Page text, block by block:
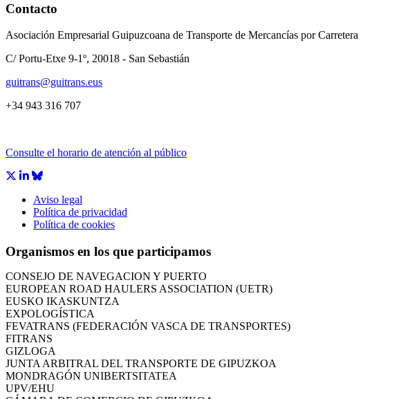
Contacto
Asociación Empresarial Guipuzcoana de Transporte de Mercancías por Carretera
C/ Portu-Etxe 9-1º, 20018 - San Sebastián
guitrans@guitrans.eus
+34 943 316 707
Consulte el horario de atención al público
Aviso legal
Política de privacidad
Política de cookies
Organismos en los que participamos
CÁMARA DE COMERCIO DE GIPUZKOA
COMISIÓN ASESORA DE MOVILIDAD DEL AYUNTAMIENTO DE DONOSTIA
COMITÉ DE INSPECCION DE GIPUZKOA
CONSEJO ASESOR DEL GOBIERNO VASCO
CONSEJO DE ADMINISTRACIÓN DE ZAISA
EUROPEAN ROAD HAULERS ASSOCIATION (UETR)
EUSKO IKASKUNTZA
EXPOLOGÍSTICA
FEVATRANS (FEDERACIÓN VASCA DE TRANSPORTES)
FITRANS
GIZLOGA
JUNTA ARBITRAL DEL TRANSPORTE DE GIPUZKOA
MONDRAGÓN UNIBERTSITATEA
UPV/EHU
CÁMARA DE COMERCIO DE GIPUZKOA